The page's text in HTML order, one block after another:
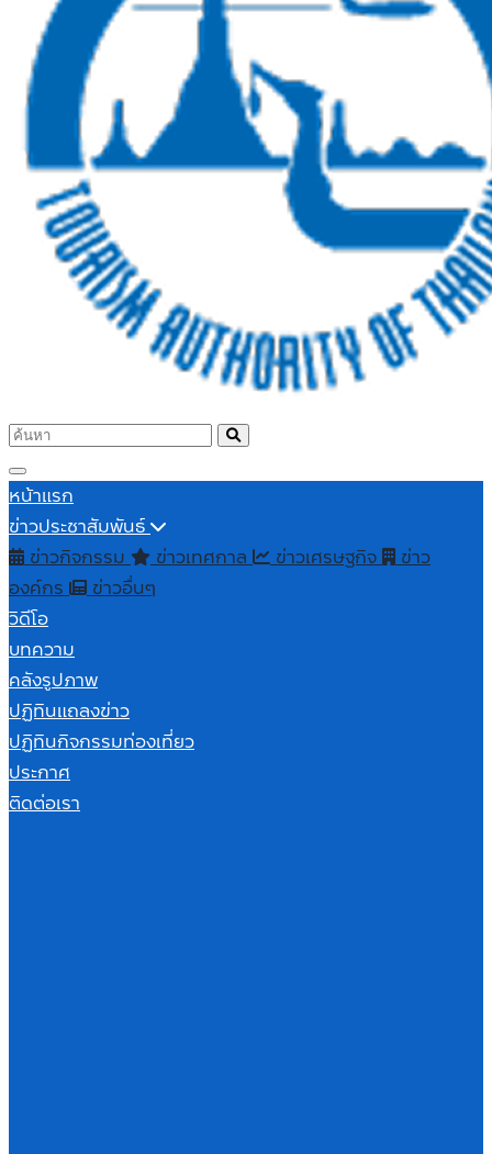
หน้าแรก
ข่าวประชาสัมพันธ์
ข่าวกิจกรรม
ข่าวเทศกาล ข่าวเศรษฐกิจ ข่าว
องค์กร
ข่าวอื่นๆ
วิดีโอ
บทความ
คลังรูปภาพ
ปฏิทินแถลงข่าว
ปฏิทินกิจกรรมท่องเที่ยว
ประกาศ
ติดต่อเรา